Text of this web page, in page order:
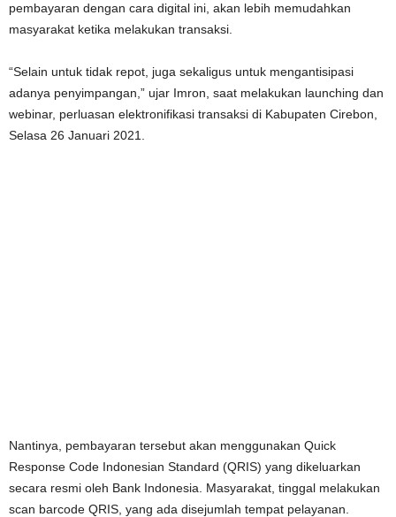
pembayaran dengan cara digital ini, akan lebih memudahkan
masyarakat ketika melakukan transaksi.
“Selain untuk tidak repot, juga sekaligus untuk mengantisipasi
adanya penyimpangan,” ujar Imron, saat melakukan launching dan
webinar, perluasan elektronifikasi transaksi di Kabupaten Cirebon,
Selasa 26 Januari 2021.
Nantinya, pembayaran tersebut akan menggunakan Quick
Response Code Indonesian Standard (QRIS) yang dikeluarkan
secara resmi oleh Bank Indonesia. Masyarakat, tinggal melakukan
scan barcode QRIS, yang ada disejumlah tempat pelayanan.